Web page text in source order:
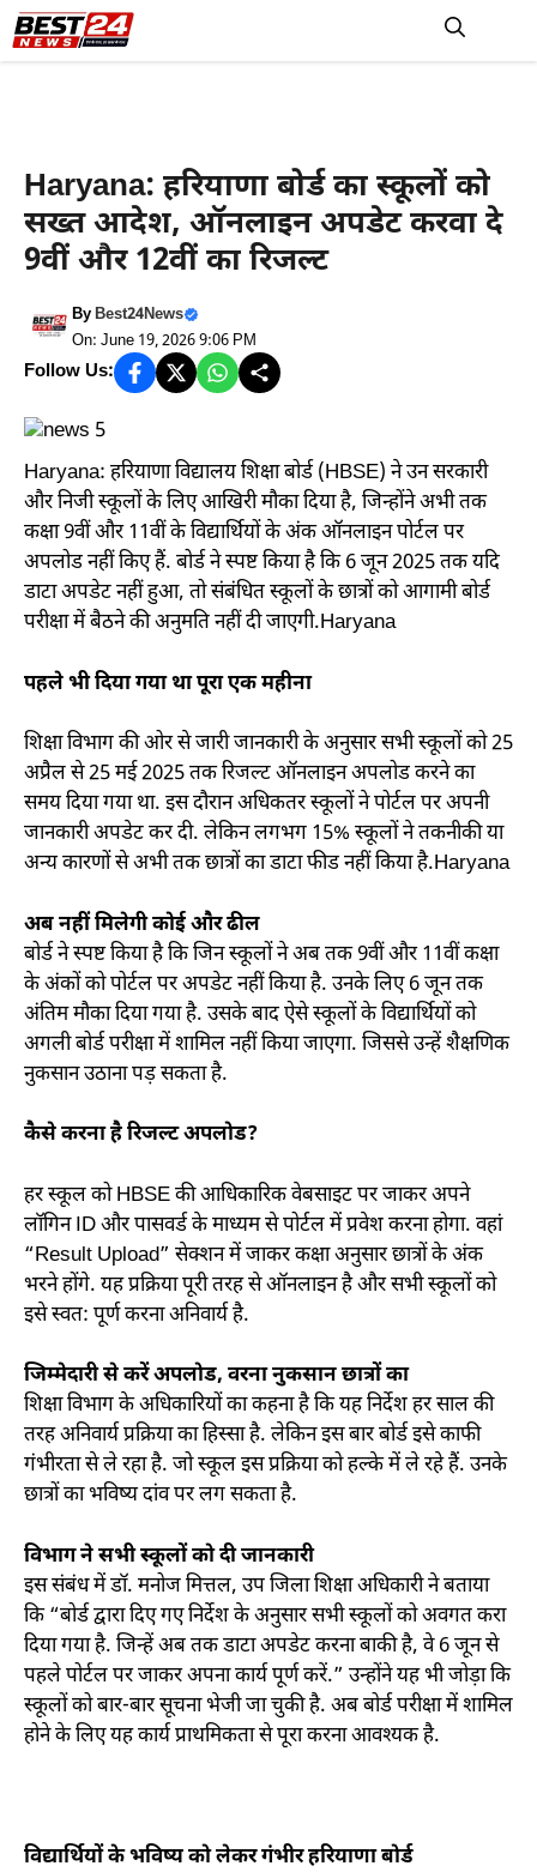
Skip
to
Haryana: हरियाणा बोर्ड का स्कूलों को
सख्त आदेश, ऑनलाइन अपडेट करवा दे
9वीं और 12वीं का रिजल्ट
ByBest24News
On: June 19, 2026 9:06 PM
Follow Us:
Haryana: हरियाणा विद्यालय शिक्षा बोर्ड (HBSE) ने उन सरकारी
और निजी स्कूलों के लिए आखिरी मौका दिया है, जिन्होंने अभी तक
कक्षा 9वीं और 11वीं के विद्यार्थियों के अंक ऑनलाइन पोर्टल पर
अपलोड नहीं किए हैं. बोर्ड ने स्पष्ट किया है कि 6 जून 2025 तक यदि
डाटा अपडेट नहीं हुआ, तो संबंधित स्कूलों के छात्रों को आगामी बोर्ड
परीक्षा में बैठने की अनुमति नहीं दी जाएगी.Haryana
पहले भी दिया गया था पूरा एक महीना
शिक्षा विभाग की ओर से जारी जानकारी के अनुसार सभी स्कूलों को 25
अप्रैल से 25 मई 2025 तक रिजल्ट ऑनलाइन अपलोड करने का
समय दिया गया था. इस दौरान अधिकतर स्कूलों ने पोर्टल पर अपनी
जानकारी अपडेट कर दी. लेकिन लगभग 15% स्कूलों ने तकनीकी या
अन्य कारणों से अभी तक छात्रों का डाटा फीड नहीं किया है.Haryana
अब नहीं मिलेगी कोई और ढील
बोर्ड ने स्पष्ट किया है कि जिन स्कूलों ने अब तक 9वीं और 11वीं कक्षा
के अंकों को पोर्टल पर अपडेट नहीं किया है. उनके लिए 6 जून तक
अंतिम मौका दिया गया है. उसके बाद ऐसे स्कूलों के विद्यार्थियों को
अगली बोर्ड परीक्षा में शामिल नहीं किया जाएगा. जिससे उन्हें शैक्षणिक
नुकसान उठाना पड़ सकता है.
कैसे करना है रिजल्ट अपलोड?
हर स्कूल को HBSE की आधिकारिक वेबसाइट पर जाकर अपने
लॉगिन ID और पासवर्ड के माध्यम से पोर्टल में प्रवेश करना होगा. वहां
“Result Upload” सेक्शन में जाकर कक्षा अनुसार छात्रों के अंक
भरने होंगे. यह प्रक्रिया पूरी तरह से ऑनलाइन है और सभी स्कूलों को
इसे स्वत: पूर्ण करना अनिवार्य है.
जिम्मेदारी से करें अपलोड, वरना नुकसान छात्रों का
शिक्षा विभाग के अधिकारियों का कहना है कि यह निर्देश हर साल की
तरह अनिवार्य प्रक्रिया का हिस्सा है. लेकिन इस बार बोर्ड इसे काफी
गंभीरता से ले रहा है. जो स्कूल इस प्रक्रिया को हल्के में ले रहे हैं. उनके
छात्रों का भविष्य दांव पर लग सकता है.
विभाग ने सभी स्कूलों को दी जानकारी
इस संबंध में डॉ. मनोज मित्तल, उप जिला शिक्षा अधिकारी ने बताया
कि “बोर्ड द्वारा दिए गए निर्देश के अनुसार सभी स्कूलों को अवगत करा
दिया गया है. जिन्हें अब तक डाटा अपडेट करना बाकी है, वे 6 जून से
पहले पोर्टल पर जाकर अपना कार्य पूर्ण करें.” उन्होंने यह भी जोड़ा कि
स्कूलों को बार-बार सूचना भेजी जा चुकी है. अब बोर्ड परीक्षा में शामिल
होने के लिए यह कार्य प्राथमिकता से पूरा करना आवश्यक है.
विद्यार्थियों के भविष्य को लेकर गंभीर हरियाणा बोर्ड